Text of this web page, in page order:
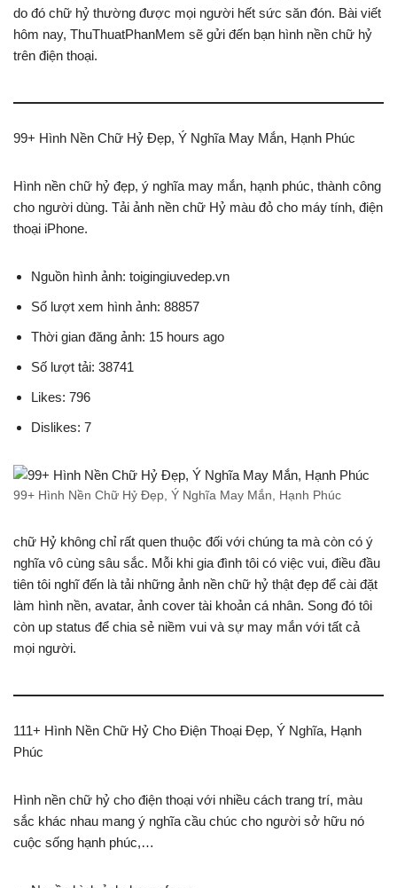
do đó chữ hỷ thường được mọi người hết sức săn đón. Bài viết
hôm nay, ThuThuatPhanMem sẽ gửi đến bạn hình nền chữ hỷ
trên điện thoại.
99+ Hình Nền Chữ Hỷ Đẹp, Ý Nghĩa May Mắn, Hạnh Phúc
Hình nền chữ hỷ đẹp, ý nghĩa may mắn, hạnh phúc, thành công
cho người dùng. Tải ảnh nền chữ Hỷ màu đỏ cho máy tính, điện
thoại iPhone.
Nguồn hình ảnh: toigingiuvedep.vn
Số lượt xem hình ảnh: 88857
Thời gian đăng ảnh: 15 hours ago
Số lượt tải: 38741
Likes: 796
Dislikes: 7
99+ Hình Nền Chữ Hỷ Đẹp, Ý Nghĩa May Mắn, Hạnh Phúc
chữ Hỷ không chỉ rất quen thuộc đối với chúng ta mà còn có ý
nghĩa vô cùng sâu sắc. Mỗi khi gia đình tôi có việc vui, điều đầu
tiên tôi nghĩ đến là tải những ảnh nền chữ hỷ thật đẹp để cài đặt
làm hình nền, avatar, ảnh cover tài khoản cá nhân. Song đó tôi
còn up status để chia sẻ niềm vui và sự may mắn với tất cả
mọi người.
111+ Hình Nền Chữ Hỷ Cho Điện Thoại Đẹp, Ý Nghĩa, Hạnh
Phúc
Hình nền chữ hỷ cho điện thoại với nhiều cách trang trí, màu
sắc khác nhau mang ý nghĩa cầu chúc cho người sở hữu nó
cuộc sống hạnh phúc,…